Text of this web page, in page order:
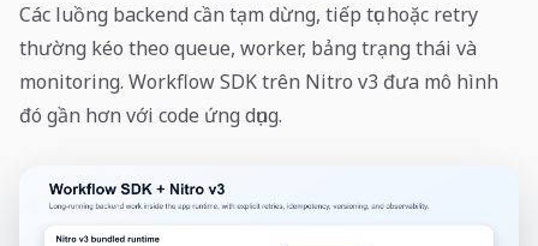
Các luồng backend cần tạm dừng, tiếp tục hoặc retry
thường kéo theo queue, worker, bảng trạng thái và
monitoring. Workflow SDK trên Nitro v3 đưa mô hình
đó gần hơn với code ứng dụng.